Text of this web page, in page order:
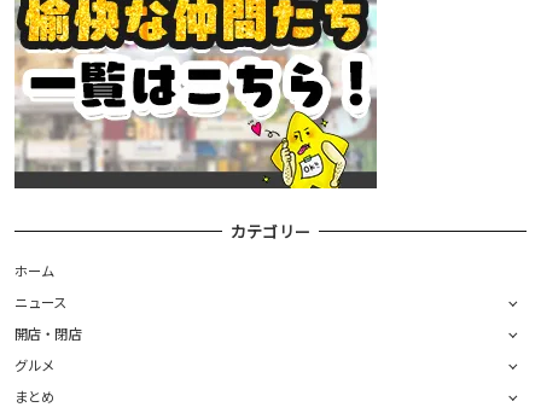
カテゴリー
ホーム
ニュース
開店・閉店
グルメ
まとめ